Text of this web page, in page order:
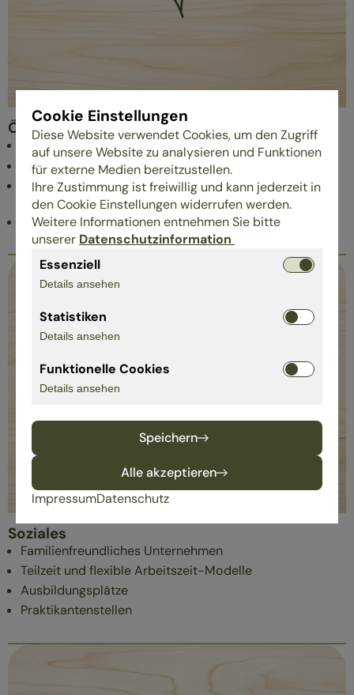
Ökologie
Ökostrom und Stromsparmaßnahmen
LED-Beleuchtung
wiederverwendbare Möbelverpackungen wo immer
möglich
papierarmes Büro, Direkt-Recycling-Papier
Soziales
Familienfreundliches Unternehmen
Teilzeit und flexible Arbeitszeit-Modelle
Ausbildungsplätze
Praktikantenstellen
Cookie Einstellungen
Diese Website verwendet Cookies, um den Zugriff
auf unsere Website zu analysieren und Funktionen
für externe Medien bereitzustellen.
Ihre Zustimmung ist freiwillig und kann jederzeit in
den Cookie Einstellungen widerrufen werden.
Weitere Informationen entnehmen Sie bitte
unserer Datenschutzinformation
Essenziell
Details ansehen
Statistiken
Details ansehen
Funktionelle Cookies
Details ansehen
Speichern
Alle akzeptieren
ImpressumDatenschutz